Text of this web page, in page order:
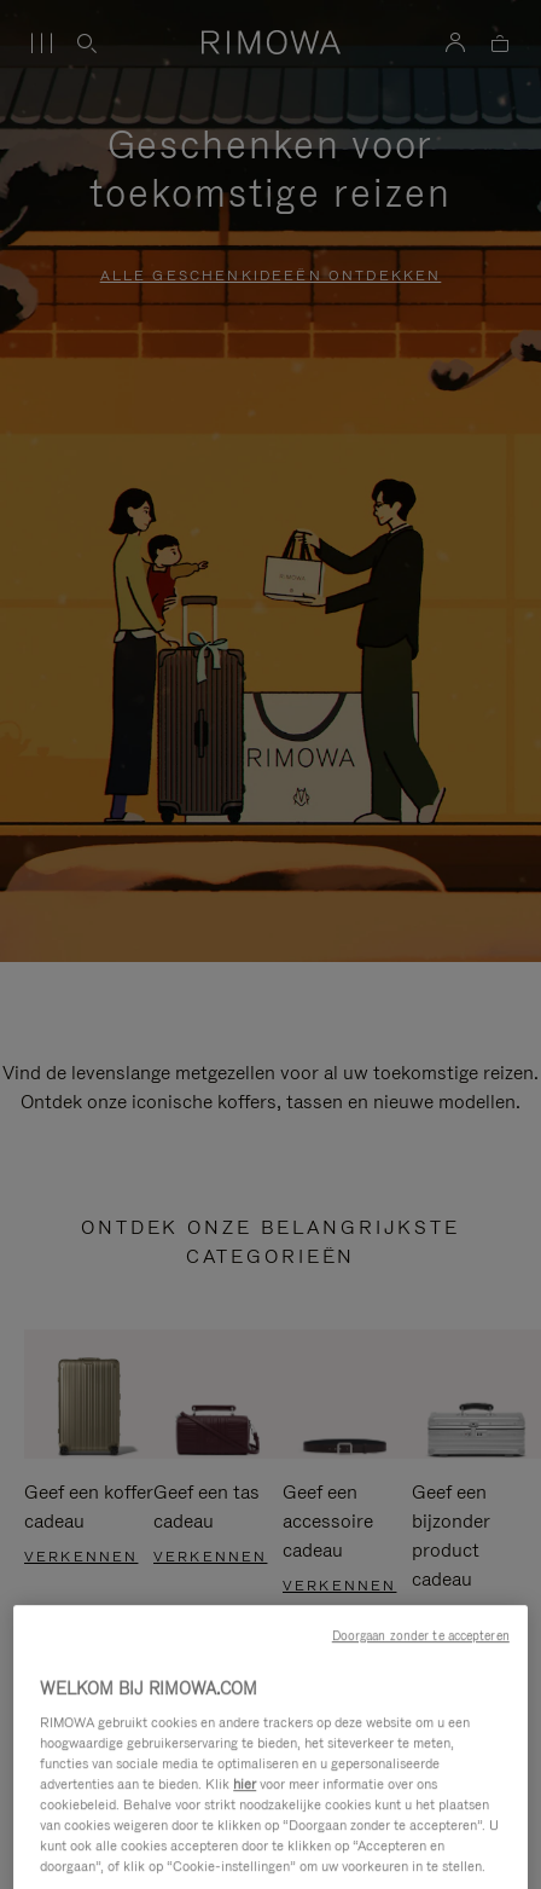
Geschenken voor
toekomstige reizen
ALLE GESCHENKIDEEËN ONTDEKKEN
Vind de levenslange metgezellen voor al uw toekomstige reizen.
Ontdek onze iconische koffers, tassen en nieuwe modellen.
ONTDEK ONZE BELANGRIJKSTE
CATEGORIEËN
Geef een koffer
cadeau
VERKENNEN
Geef een tas
cadeau
VERKENNEN
Geef een
accessoire
cadeau
VERKENNEN
Geef een
bijzonder
product
cadeau
WELKOM BIJ RIMOWA.COM
RIMOWA gebruikt cookies en andere trackers op deze website om u een
hoogwaardige gebruikerservaring te bieden, het siteverkeer te meten,
functies van sociale media te optimaliseren en u gepersonaliseerde
advertenties aan te bieden. Klik hiervoor meer informatie over ons
cookiebeleid. Behalve voor strikt noodzakelijke cookies kunt u het plaatsen
van cookies weigeren door te klikken op “Doorgaan zonder te accepteren”. U
kunt ook alle cookies accepteren door te klikken op “Accepteren en
doorgaan”, of klik op “Cookie-instellingen” om uw voorkeuren in te stellen.
Doorgaan zonder te accepteren